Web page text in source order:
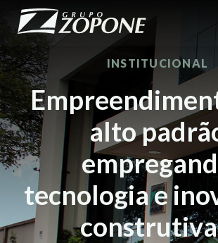
INSTITUCIONAL
alto
tecnologia e